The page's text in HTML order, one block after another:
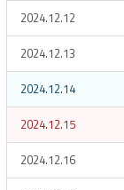
2024.12.12
2024.12.13
2024.12.14
2024.12.15
2024.12.16